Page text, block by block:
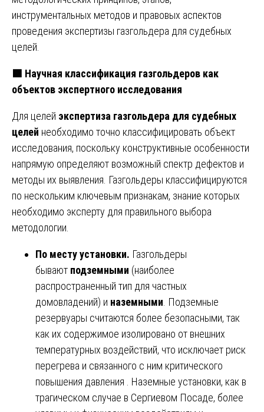
инструментальных методов и правовых аспектов
проведения экспертизы газгольдера для судебных
целей.
🟩 Научная классификация газгольдеров как
объектов экспертного исследования
Для целей экспертиза газгольдера для судебных
целей необходимо точно классифицировать объект
исследования, поскольку конструктивные особенности
напрямую определяют возможный спектр дефектов и
методы их выявления. Газгольдеры классифицируются
по нескольким ключевым признакам, знание которых
необходимо эксперту для правильного выбора
методологии.
По месту установки. Газгольдеры
бывают подземными (наиболее
распространенный тип для частных
домовладений) и наземными . Подземные
резервуары считаются более безопасными, так
как их содержимое изолировано от внешних
температурных воздействий, что исключает риск
перегрева и связанного с ним критического
повышения давления . Наземные установки, как в
трагическом случае в Сергиевом Посаде, более